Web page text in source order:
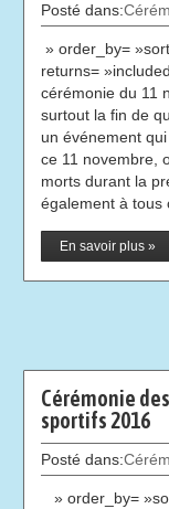
Posté dans:
» order_by=
returns=
cérémonie du 11
surtout la fin de
un événement
ce 11 novembre,
morts durant la
également à tous
En savoir plus »
Cérémonie
sportifs 2016
Posté dans:
» order_by=